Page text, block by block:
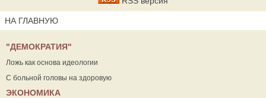
НА ГЛАВНУЮ
"ДЕМОКРАТИЯ"
Ложь как основа идеологии
С больной головы на здоровую
ЭКОНОМИКА